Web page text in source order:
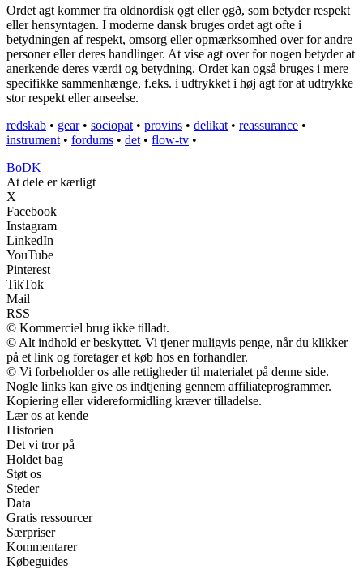
Ordet agt kommer fra oldnordisk ǫgt eller ǫgð, som betyder respekt
eller hensyntagen. I moderne dansk bruges ordet agt ofte i
betydningen af respekt, omsorg eller opmærksomhed over for andre
personer eller deres handlinger. At vise agt over for nogen betyder at
anerkende deres værdi og betydning. Ordet kan også bruges i mere
specifikke sammenhænge, f.eks. i udtrykket i høj agt for at udtrykke
stor respekt eller anseelse.
redskab • gear• sociopat • provins • delikat • reassurance •
instrument • fordums • det • flow-tv •
BoDK
At dele er kærligt
X
Facebook
Instagram
LinkedIn
YouTube
Pinterest
TikTok
Mail
RSS
© Kommerciel brug ikke tilladt.
© Alt indhold er beskyttet. Vi tjener muligvis penge, når du klikker
på et link og foretager et køb hos en forhandler.
© Vi forbeholder os alle rettigheder til materialet på denne side.
Nogle links kan give os indtjening gennem affiliateprogrammer.
Kopiering eller videreformidling kræver tilladelse.
Lær os at kende
Historien
Det vi tror på
Holdet bag
Støt os
Steder
Data
Gratis ressourcer
Særpriser
Kommentarer
Købeguides